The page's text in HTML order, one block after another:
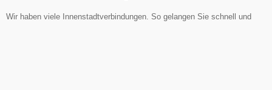
Wir haben viele Innenstadtverbindungen. So gelangen Sie schnell und